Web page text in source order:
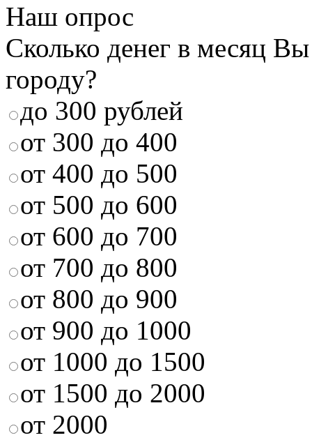
Наш опрос
Сколько денег в месяц
городу?
до 300 рублей
от 300 до 400
от 400 до 500
от 500 до 600
от 600 до 700
от 700 до 800
от 800 до 900
от 900 до 1000
от 1000 до 1500
от 1500 до 2000
от 2000